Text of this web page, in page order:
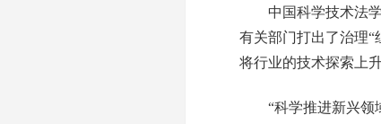
中国科学技术法学
有关部门打出了治理“
将行业的技术探索上
“科学推进新兴领域